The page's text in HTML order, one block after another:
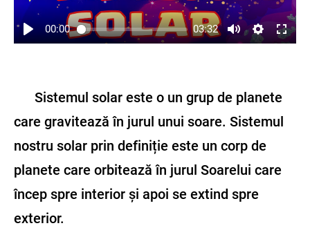
00:00 03:32
Sistemul solar este o un grup de planete
care gravitează în jurul unui soare. Sistemul
nostru solar prin definiție este un corp de
planete care orbitează în jurul Soarelui care
încep spre interior și apoi se extind spre
exterior.